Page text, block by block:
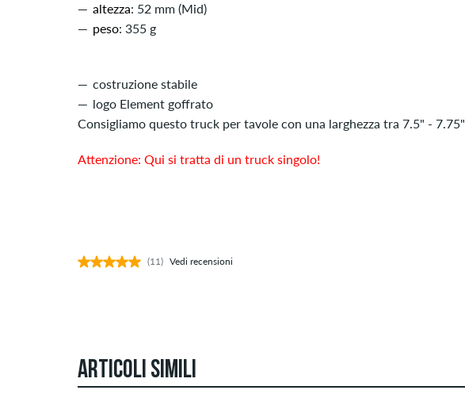
altezza: 52 mm (Mid)
peso: 355 g
costruzione stabile
logo Element goffrato
Consigliamo questo truck per tavole con una larghezza tra 7.5" - 7.75"
Attenzione: Qui si tratta di un truck singolo!
(11) Vedi recensioni
ARTICOLI SIMILI